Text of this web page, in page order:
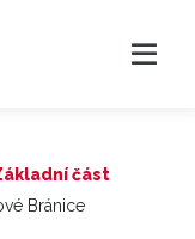
část
Bránice